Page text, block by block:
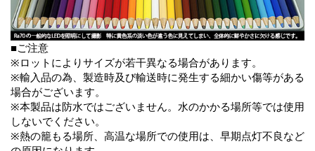
■ご注意
※ロットによりサイズが若干異なる場合があります。
※輸入品の為、製造時及び輸送時に発生する細かい傷等がある
場合がございます。
※本製品は防水ではございません。水のかかる場所等では使用
しないでください。
※熱の籠もる場所、高温な場所での使用は、早期点灯不良など